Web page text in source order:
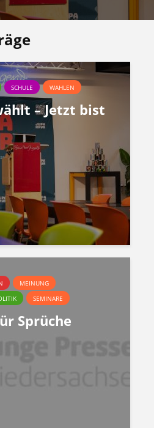
SCHULE WAHLEN
– Jetzt bist
MEINUNG
SEMINARE
Sprüche